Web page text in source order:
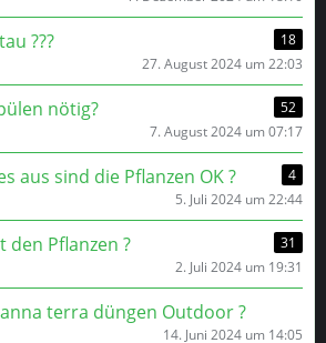
???
18
27. August 2024 um 22:03
nötig?
52
7. August 2024 um 07:17
aus sind die Pflanzen OK ?
4
5. Juli 2024 um 22:44
den Pflanzen ?
31
2. Juli 2024 um 19:31
terra düngen Outdoor ?
14. Juni 2024 um 14:05